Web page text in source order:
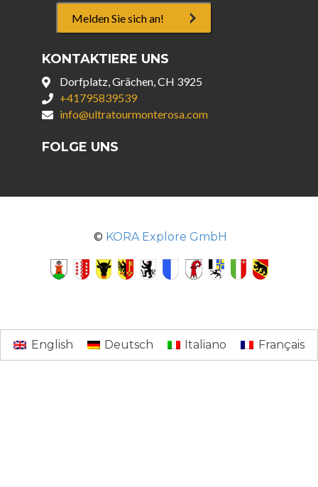
Melden Sie sich an!
KONTAKTIERE UNS
Dorfplatz, Grächen, CH 3925
+41795839539
info@ultratourmonterosa.com
FOLGE UNS
© KORA Explore GmbH
English Deutsch Italiano Français